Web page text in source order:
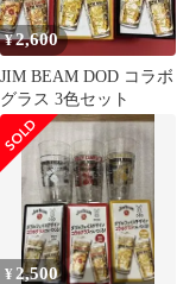
¥2,600
JIM BEAM DOD コラボ
グラス 3色セット
¥ 2,500